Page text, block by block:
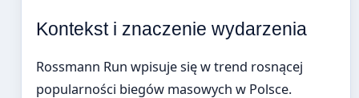
Kontekst i znaczenie wydarzenia
Rossmann Run wpisuje się w trend rosnącej
popularności biegów masowych w Polsce.